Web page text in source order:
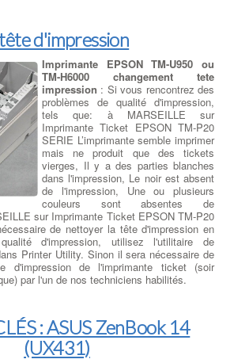
d'impression
Imprimante EPSON TM-U950 ou
TM-H6000 changement tete
impression : Si vous rencontrez des
problèmes de qualité d'impression,
tels que: à MARSEILLE sur
Imprimante Ticket EPSON TM-P20
SERIE L’imprimante semble imprimer
mais ne produit que des tickets
vierges, Il y a des parties blanches
dans l'impression, Le noir est absent
de l'impression, Une ou plusieurs
couleurs sont absentes de
sur Imprimante Ticket EPSON TM-P20
de nettoyer la tête d'impression en
d'impression, utilisez l'utilitaire de
Printer Utility. Sinon il sera nécessaire de
d'impression de l'imprimante ticket (soir
par l'un de nos techniciens habilités.
: ASUS ZenBook 14
(UX431)